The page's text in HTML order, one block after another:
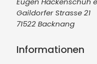
Gaildorfer Strasse 21
71522 Backnang
Informationen